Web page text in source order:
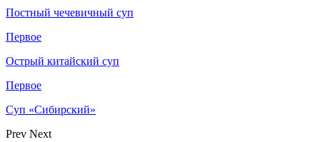
Постный чечевичный суп
Первое
Острый китайский суп
Первое
Суп «Сибирский»
Prev Next